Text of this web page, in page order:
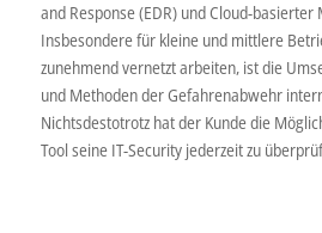
and Response (EDR) und Cloud-basierter
Insbesondere für kleine und mittlere
zunehmend vernetzt arbeiten, ist die
und Methoden der Gefahrenabwehr
Nichtsdestotrotz hat der Kunde die
Tool seine IT-Security jederzeit zu